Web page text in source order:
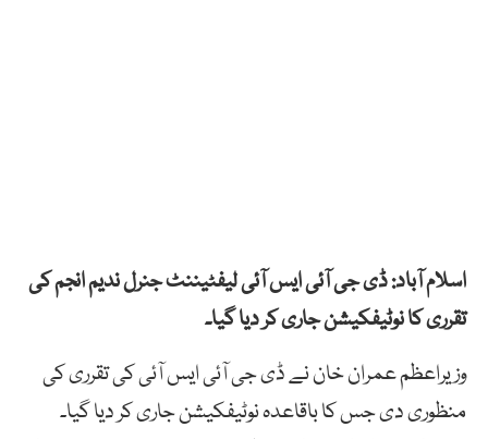
اسلام آباد: ڈی جی آئی ایس آئی لیفٹیننٹ جنرل ندیم انجم کی
تقرری کا نوٹیفکیشن جاری کر دیا گیا۔
وزیراعظم عمران خان نے ڈی جی آئی ایس آئی کی تقرری کی
منظوری دی جس کا باقاعدہ نوٹیفکیشن جاری کر دیا گیا۔